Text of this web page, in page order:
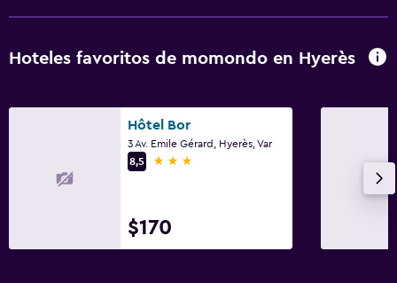
Hoteles favoritos de momondo en Hyerès
Hôtel Bor
3 Av. Emile Gérard, Hyerès, Var
8,5
3 estrellas
$170